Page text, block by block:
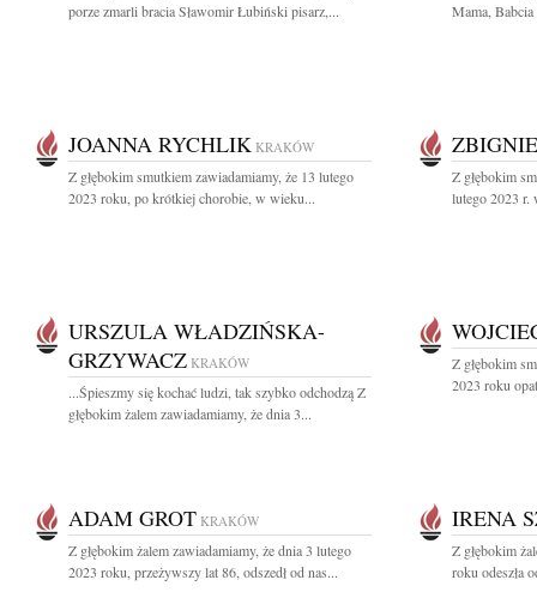
porze zmarli bracia Sławomir Łubiński pisarz,...
Mama,
JOANNA RYCHLIK KRAKÓW
Z głębokim smutkiem zawiadamiamy, że 13 lutego
2023 roku, po krótkiej chorobie, w wieku...
Z głębokim
lutego 2023 r.
URSZULA WŁADZIŃSKA-
GRZYWACZ KRAKÓW
...Śpieszmy się kochać ludzi, tak szybko odchodzą Z
głębokim żalem zawiadamiamy, że dnia 3...
Z głębokim
2023 roku
ADAM GROT KRAKÓW
Z głębokim żalem zawiadamiamy, że dnia 3 lutego
2023 roku, przeżywszy lat 86, odszedł od nas...
IRENA
Z głębokim
roku odeszła